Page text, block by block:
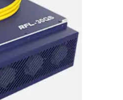
đánh dấu
hơn
với công suất khác